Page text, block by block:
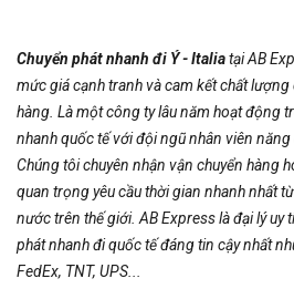
Chuyển phát nhanh đi Ý - Italiatại AB
mức giá cạnh tranh và cam kết chất
hàng. Là một công ty lâu năm hoạt động
nhanh quốc tế với đội ngũ nhân viên năng
Chúng tôi chuyên nhận vận chuyển hàng
quan trọng yêu cầu thời gian nhanh nhất
nước trên thế giới. AB Express là đại lý uy
phát nhanh đi quốc tế đáng tin cậy nhất
FedEx, TNT, UPS...